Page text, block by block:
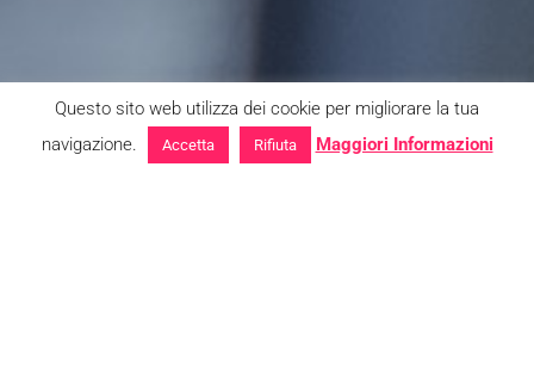
Questo sito web utilizza dei cookie per migliorare la tua
navigazione.
Accetta Rifiuta Maggiori Informazioni